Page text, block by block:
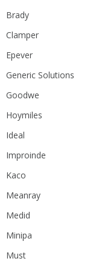
Brady
Clamper
Epever
Generic Solutions
Goodwe
Hoymiles
Ideal
Improinde
Kaco
Meanray
Medid
Minipa
Must